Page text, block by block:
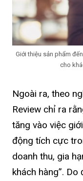
Giới thiệu sản phẩm
cho
Ngoài ra, theo
Review chỉ ra
tăng vào việc
động tích cực
doanh thu, gia
khách hàng”.